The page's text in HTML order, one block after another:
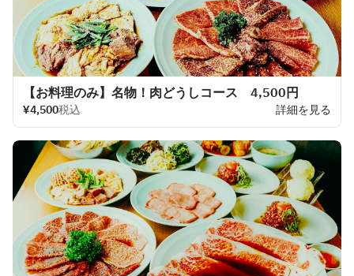
【お料理のみ】名物！肉どうしコース 4,500円
¥4,500税込 詳細を見る